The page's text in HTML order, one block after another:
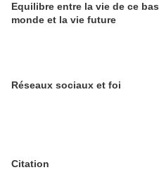
Equilibre entre la vie de ce bas
monde et la vie future
Réseaux sociaux et foi
Citation